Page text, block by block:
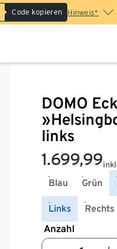
Code kopieren Hinweis*
DOMO
links
1.699,99
Blau Grün
Links Rechts
Anzahl